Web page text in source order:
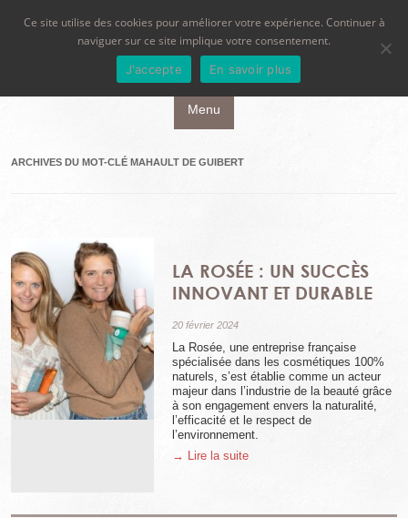
Menu
Aller au contenu principal
ARCHIVES DU MOT-CLÉ MAHAULT DE GUIBERT
LA ROSÉE : UN SUCCÈS
INNOVANT ET DURABLE
20 février 2024
La Rosée, une entreprise française
spécialisée dans les cosmétiques 100%
naturels, s’est établie comme un acteur
majeur dans l’industrie de la beauté grâce
à son engagement envers la naturalité,
l’efficacité et le respect de
l’environnement.
→ Lire la suite
Ce site utilise des cookies pour améliorer votre expérience. Continuer à
naviguer sur ce site implique votre consentement.
J'accepte En savoir plus